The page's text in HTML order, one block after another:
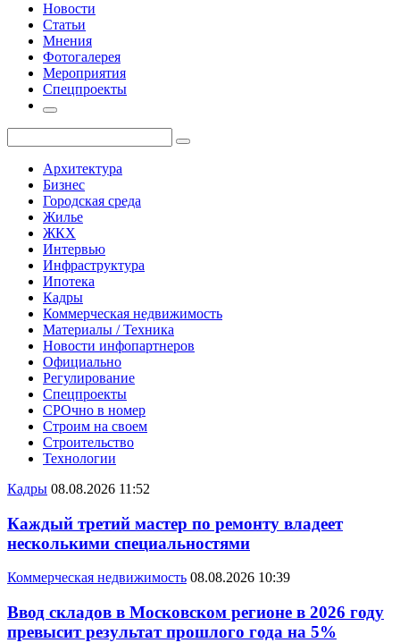
Новости
Статьи
Мнения
Фотогалерея
Мероприятия
Спецпроекты
Архитектура
Бизнес
Городская среда
Жилье
ЖКХ
Интервью
Инфраструктура
Ипотека
Кадры
Коммерческая недвижимость
Материалы / Техника
Новости инфопартнеров
Официально
Регулирование
Спецпроекты
СРОчно в номер
Строим на своем
Строительство
Технологии
Кадры 08.08.2026 11:52
Каждый третий мастер по ремонту владеет
несколькими специальностями
Коммерческая недвижимость 08.08.2026 10:39
Ввод складов в Московском регионе в 2026 году
превысит результат прошлого года на 5%